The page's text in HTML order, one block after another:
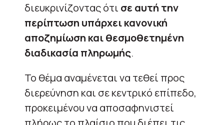
διευκρινίζοντας ότι σε αυτή την
περίπτωση υπάρχει κανονική
αποζημίωση και θεσμοθετημένη
διαδικασία πληρωμής.
Το θέμα αναμένεται να τεθεί προς
διερεύνηση και σε κεντρικό επίπεδο,
προκειμένου να αποσαφηνιστεί